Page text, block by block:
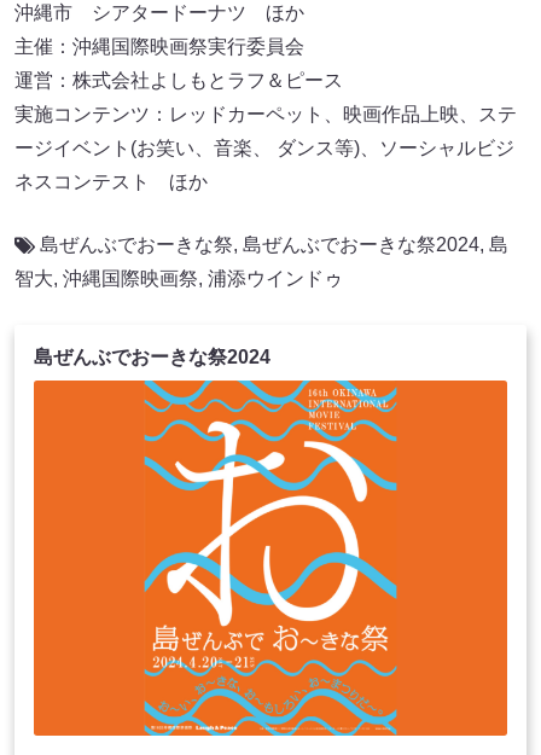
沖縄市 シアタードーナツ ほか
主催：沖縄国際映画祭実行委員会
運営：株式会社よしもとラフ＆ピース
実施コンテンツ：レッドカーペット、映画作品上映、ステ
ージイベント(お笑い、音楽、 ダンス等)、ソーシャルビジ
ネスコンテスト ほか
島ぜんぶでおーきな祭, 島ぜんぶでおーきな祭2024, 島
智大, 沖縄国際映画祭, 浦添ウインドゥ
島ぜんぶでおーきな祭2024